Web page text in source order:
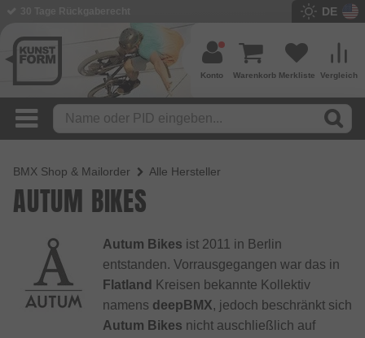
DE
Vergleich
Merkliste
Warenkorb
Konto
BMX Shop & Mailorder Alle Hersteller
AUTUM BIKES
Autum Bikes ist 2011 in Berlin
entstanden. Vorrausgegangen war das in
Flatland
Kreisen bekannte Kollektiv
namens deepBMX, jedoch beschränkt sich
Autum Bikes nicht auschließlich auf